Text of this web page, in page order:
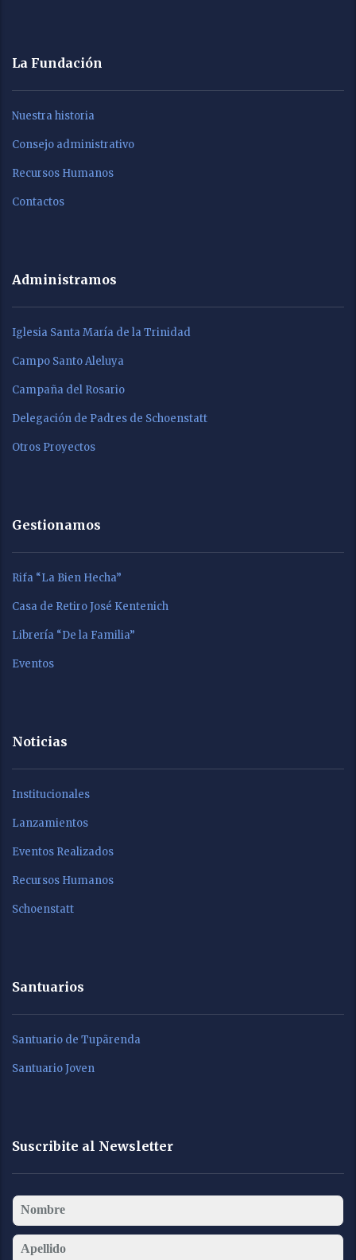
La Fundación
Nuestra historia
Consejo administrativo
Recursos Humanos
Contactos
Administramos
Iglesia Santa María de la Trinidad
Campo Santo Aleluya
Campaña del Rosario
Delegación de Padres de Schoenstatt
Otros Proyectos
Gestionamos
Rifa “La Bien Hecha”
Casa de Retiro José Kentenich
Librería “De la Familia”
Eventos
Noticias
Institucionales
Lanzamientos
Eventos Realizados
Recursos Humanos
Schoenstatt
Santuarios
Santuario de Tupãrenda
Santuario Joven
Suscribite al Newsletter
Nombre
Apellido